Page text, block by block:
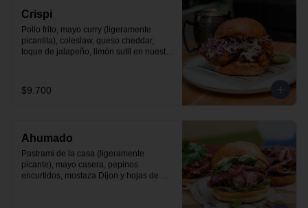
Crispi
Pollo frito, mayo curry (ligeramente
picantita), coleslaw, queso cheddar,
toque de jalapeño, limón sutil en nuestro
$9.700
Ahumado
Pastrami de la casa (ligeramente
picante), mayo casera, pepinos
encurtidos, mostaza Dijon y hojas de